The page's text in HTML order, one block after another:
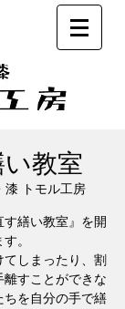
教室
漆 トモル工房
す繕い教室』を開
。
しまったり、割
すことができな
ちを自分の手で繕